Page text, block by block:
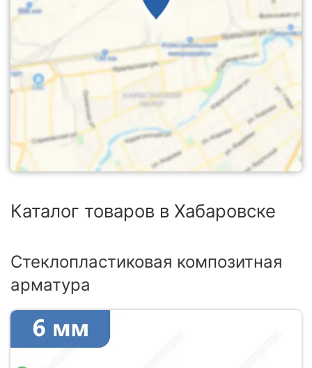
Каталог товаров в Хабаровске
Стеклопластиковая композитная
арматура